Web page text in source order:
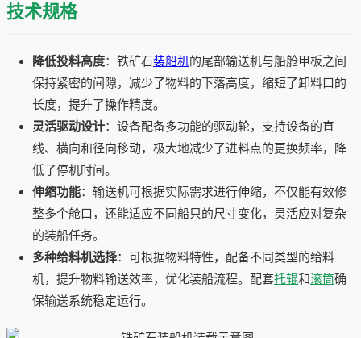
技术规格
降低投料高度：铁矿石装船机的尾部输送机与船舱甲板之间
保持紧密的间隙，减少了物料的下落高度，缩短了卸料口的
长度，提升了操作精度。
灵活驱动设计：设备配备多功能的驱动轮，支持设备的直
线、横向和径向移动，极大地减少了进料点的更换频率，降
低了停机时间。
伸缩功能：输送机可根据实际需求进行伸缩，不仅能有效修
整多个舱口，还能适应不同船只的尺寸变化，灵活应对复杂
的装船任务。
多种给料机选择：可根据物料特性，配备不同类型的给料
机，提升物料输送效率，优化装船流程。配套托辊和滚筒确
保输送系统稳定运行。